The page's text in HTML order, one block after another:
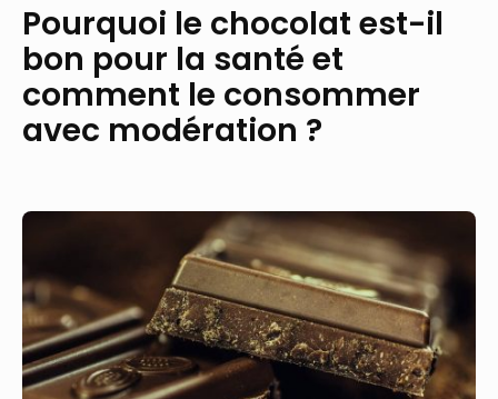
Pourquoi le chocolat est-il
bon pour la santé et
comment le consommer
avec modération ?